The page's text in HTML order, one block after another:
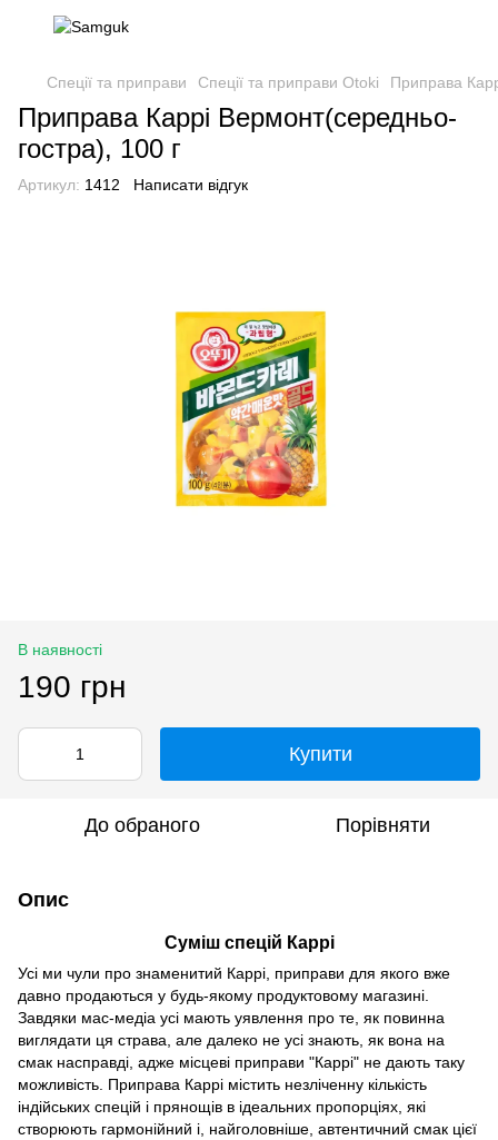
Спеції та приправи Спеції та приправи Otoki Приправа
Приправа Каррі Вермонт(середньо-
гостра), 100 г
Артикул: 1412 Написати відгук
В наявності
190 грн
Купити
До обраного Порівняти
Опис
Суміш спецій Каррі
Усі ми чули про знаменитий Каррі, приправи для якого вже
давно продаються у будь-якому продуктовому магазині.
Завдяки мас-медіа усі мають уявлення про те, як повинна
виглядати ця страва, але далеко не усі знають, як вона на
смак насправді, адже місцеві приправи "Каррі" не дають таку
можливість. Приправа Каррі містить незліченну кількість
індійських спецій і прянощів в ідеальних пропорціях, які
створюють гармонійний і, найголовніше, автентичний смак цієї